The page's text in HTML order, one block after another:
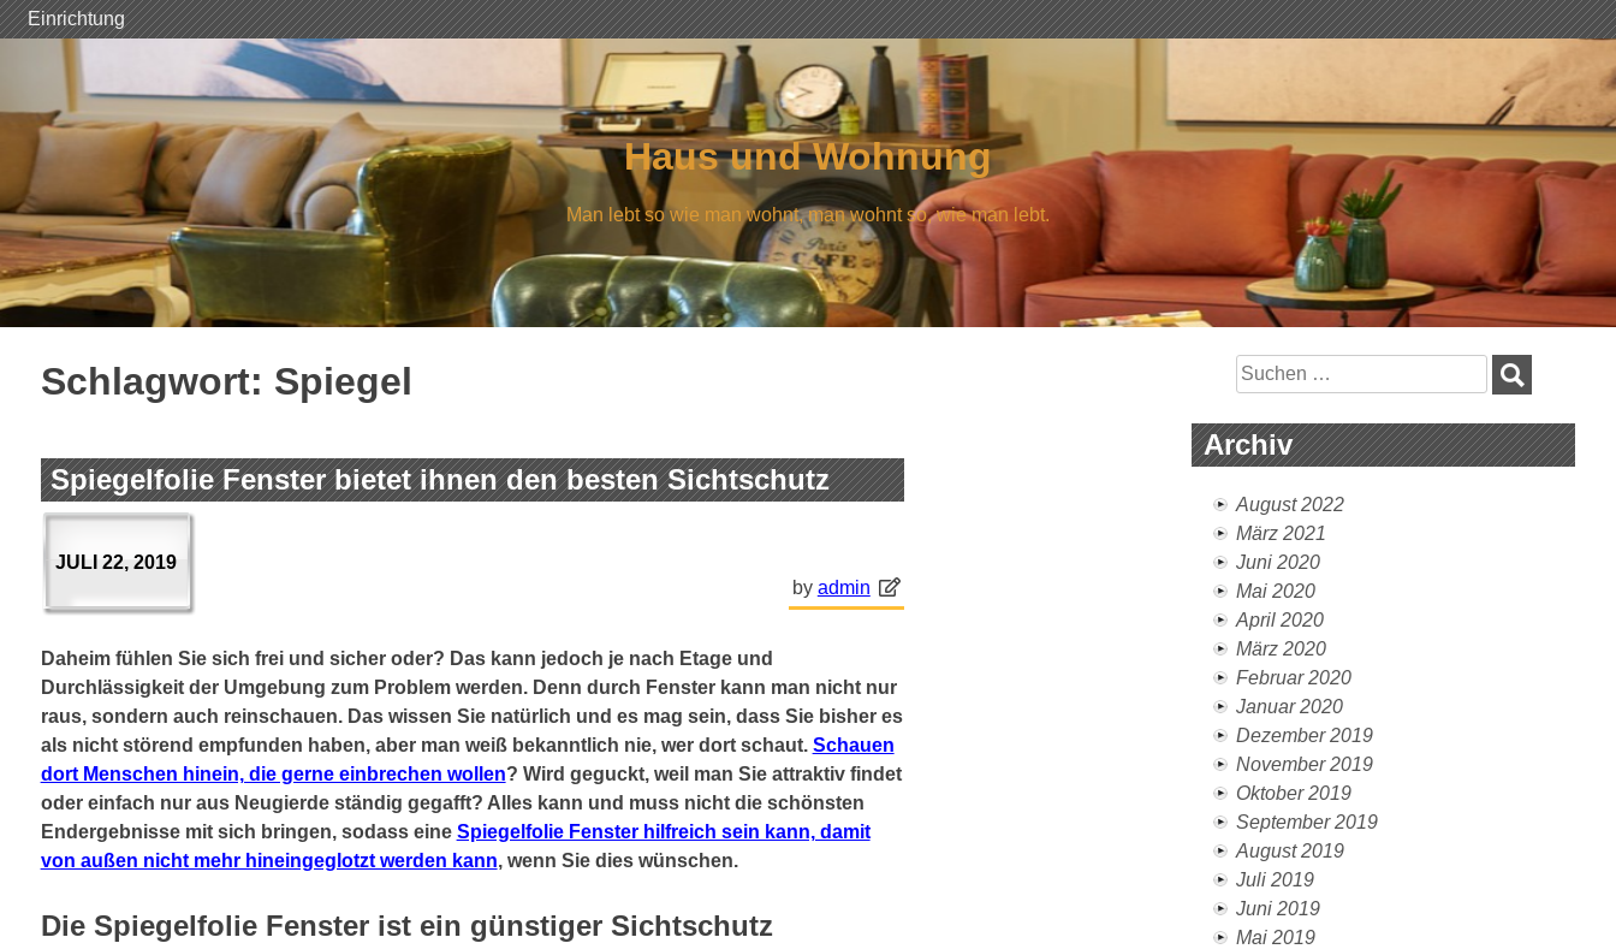
Skip
to
Einrichtung
Haus und Wohnung
Man lebt so wie man wohnt, man wohnt so, wie man lebt.
Schlagwort: Spiegel
Spiegelfolie Fenster bietet ihnen den besten Sichtschutz
JULI 22, 2019
by admin
Daheim fühlen Sie sich frei und sicher oder? Das kann jedoch je nach Etage und
Durchlässigkeit der Umgebung zum Problem werden. Denn durch Fenster kann man nicht nur
raus, sondern auch reinschauen. Das wissen Sie natürlich und es mag sein, dass Sie bisher es
als nicht störend empfunden haben, aber man weiß bekanntlich nie, wer dort schaut. Schauen
dort Menschen hinein, die gerne einbrechen wollen? Wird geguckt, weil man Sie attraktiv findet
oder einfach nur aus Neugierde ständig gegafft? Alles kann und muss nicht die schönsten
Endergebnisse mit sich bringen, sodass eine Spiegelfolie Fenster hilfreich sein kann, damit
von außen nicht mehr hineingeglotzt werden kann, wenn Sie dies wünschen.
Die Spiegelfolie Fenster ist ein günstiger Sichtschutz
Suchen
nach:
Archiv
August 2022
März 2021
Juni 2020
Mai 2020
April 2020
März 2020
Februar 2020
Januar 2020
Dezember 2019
November 2019
Oktober 2019
September 2019
August 2019
Juli 2019
Juni 2019
Mai 2019